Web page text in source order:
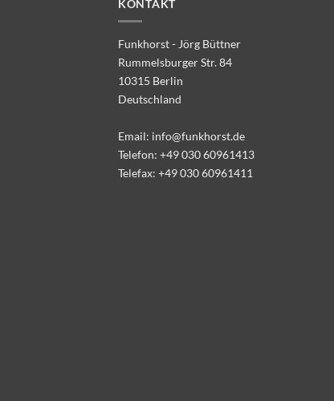
KONTAKT
Funkhorst - Jörg Büttner
Rummelsburger Str. 84
10315 Berlin
Deutschland
Email: info@funkhorst.de
Telefon: +49 030 60961413
Telefax: +49 030 60961411